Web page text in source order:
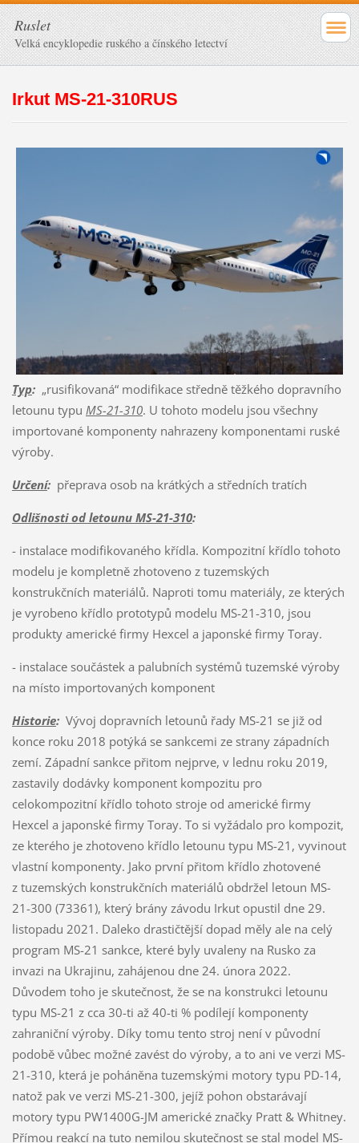
Ruslet
Velká encyklopedie ruského a čínského letectví
Irkut MS-21-310RUS
Typ:„rusifikovaná“ modifikace středně těžkého dopravního
letounu typu MS-21-310. U tohoto modelu jsou všechny
importované komponenty nahrazeny komponentami ruské
výroby.
Určení:přeprava osob na krátkých a středních tratích
Odlišnosti od letounu MS-21-310:
- instalace modifikovaného křídla. Kompozitní křídlo tohoto
modelu je kompletně zhotoveno z tuzemských
konstrukčních materiálů. Naproti tomu materiály, ze kterých
je vyrobeno křídlo prototypů modelu MS-21-310, jsou
produkty americké firmy Hexcel a japonské firmy Toray.
- instalace součástek a palubních systémů tuzemské výroby
na místo importovaných komponent
Historie:Vývoj dopravních letounů řady MS-21 se již od
konce roku 2018 potýká se sankcemi ze strany západních
zemí. Západní sankce přitom nejprve, v lednu roku 2019,
zastavily dodávky komponent kompozitu pro
celokompozitní křídlo tohoto stroje od americké firmy
Hexcel a japonské firmy Toray. To si vyžádalo pro kompozit,
ze kterého je zhotoveno křídlo letounu typu MS-21, vyvinout
vlastní komponenty. Jako první přitom křídlo zhotovené
z tuzemských konstrukčních materiálů obdržel letoun MS-
21-300 (73361), který brány závodu Irkut opustil dne 29.
listopadu 2021. Daleko drastičtější dopad měly ale na celý
program MS-21 sankce, které byly uvaleny na Rusko za
invazi na Ukrajinu, zahájenou dne 24. února 2022.
Důvodem toho je skutečnost, že se na konstrukci letounu
typu MS-21 z cca 30-ti až 40-ti % podílejí komponenty
zahraniční výroby. Díky tomu tento stroj není v původní
podobě vůbec možné zavést do výroby, a to ani ve verzi MS-
21-310, která je poháněna tuzemskými motory typu PD-14,
natož pak ve verzi MS-21-300, jejíž pohon obstarávají
motory typu PW1400G-JM americké značky Pratt & Whitney.
Přímou reakcí na tuto nemilou skutečnost se stal model MS-